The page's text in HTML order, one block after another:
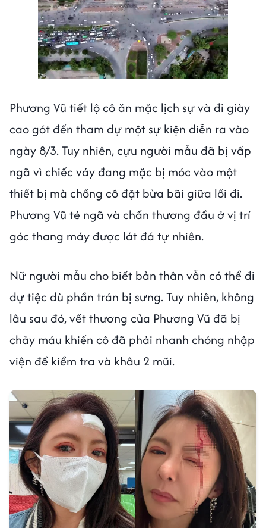
Phương Vũ tiết lộ cô ăn mặc lịch sự và đi giày
cao gót đến tham dự một sự kiện diễn ra vào
ngày 8/3. Tuy nhiên, cựu người mẫu đã bị vấp
ngã vì chiếc váy đang mặc bị móc vào một
thiết bị mà chồng cô đặt bừa bãi giữa lối đi.
Phương Vũ té ngã và chấn thương đầu ở vị trí
góc thang máy được lát đá tự nhiên.
Nữ người mẫu cho biết bản thân vẫn có thể đi
dự tiệc dù phần trán bị sưng. Tuy nhiên, không
lâu sau đó, vết thương của Phương Vũ đã bị
chảy máu khiến cô đã phải nhanh chóng nhập
viện để kiểm tra và khâu 2 mũi.